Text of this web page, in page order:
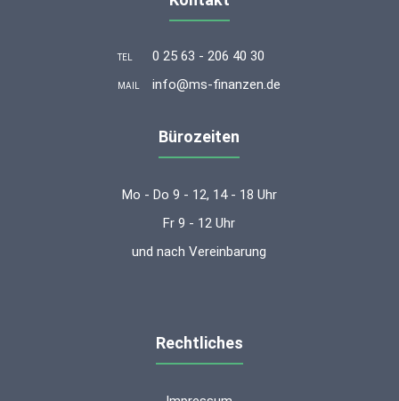
TEL 0 25 63 - 206 40 30
MAIL info@ms-finanzen.de
Bürozeiten
Mo - Do 9 - 12, 14 - 18 Uhr
Fr 9 - 12 Uhr
und nach Vereinbarung
Rechtliches